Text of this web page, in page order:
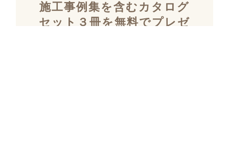
施工事例集を含むカタログ
セット３冊を無料でプレゼ